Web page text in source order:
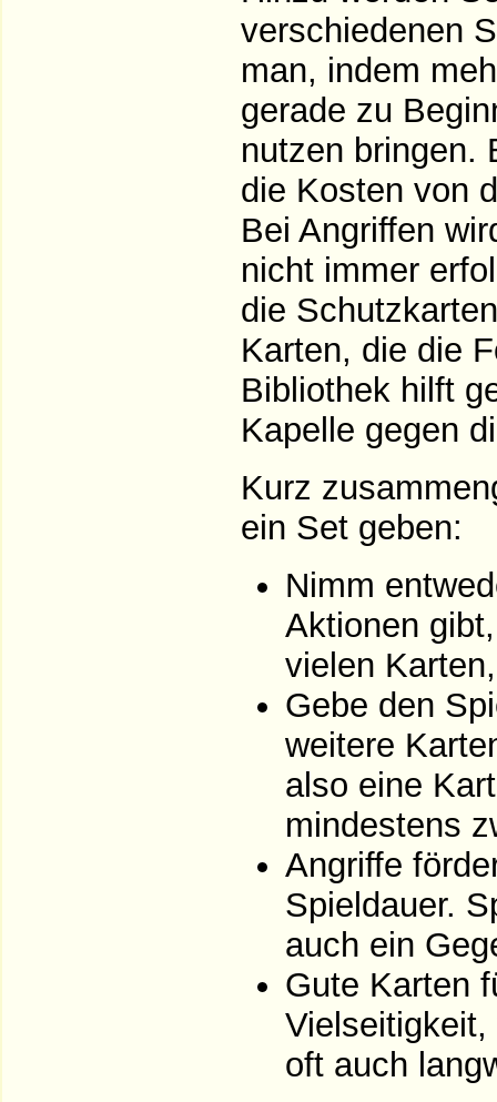
verschiedenen
man, indem
gerade zu
nutzen bringen.
die Kosten von
Bei Angriffen
nicht immer
die
Karten, die die
Bibliothek hilft
Kapelle gegen
Kurz
ein Set geben:
Nimm
Aktionen
vielen
Gebe den
weitere
also eine
mindestens
Angriffe
Spieldauer.
auch ein
Gute Karten
oft auch